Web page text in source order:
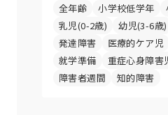
全年齢 小学校低学年
乳児(0-2歳)
幼児(3-6歳)
発達障害
医療的ケア児
就学準備
重症心身障害
障害者週間
知的障害